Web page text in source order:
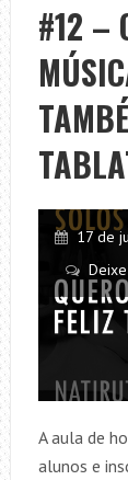
#12 –
17 de
A aula de
alunos e